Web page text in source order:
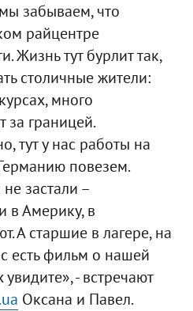
забываем, что
райцентре
Жизнь тут бурлит так,
столичные жители:
много
за границей.
тут у нас работы на
повезем.
застали –
в Америку, в
А старшие в лагере, на
есть фильм о нашей
- встречают
Оксана и Павел.